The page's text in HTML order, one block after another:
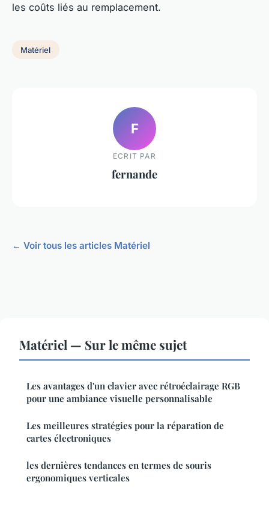
les coûts liés au remplacement.
Matériel
F
ECRIT PAR
fernande
← Voir tous les articles Matériel
Matériel — Sur le même sujet
Les avantages d'un clavier avec rétroéclairage RGB
pour une ambiance visuelle personnalisable
Les meilleures stratégies pour la réparation de
cartes électroniques
les dernières tendances en termes de souris
ergonomiques verticales